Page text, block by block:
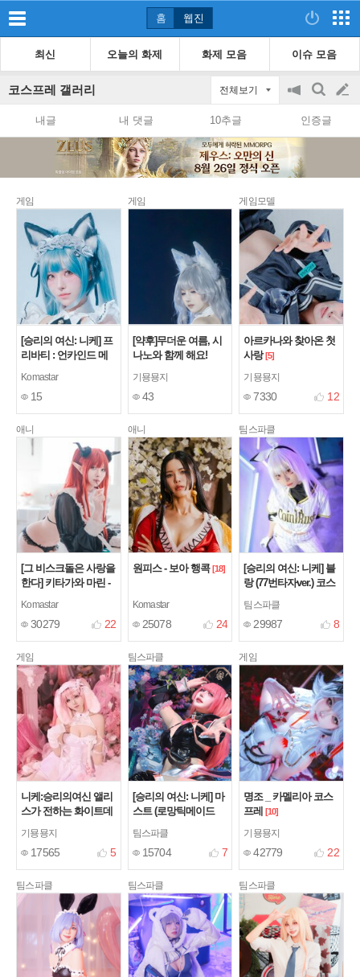
홈 웹진
최신 오늘의 화제 화제 모음 이슈 모음
코스프레 갤러리 전체보기
공
on/off
검
색
글
쓰
내글 내 댓글 10추글 인증글
게임
[승리의 여신: 니케] 프
리바티 : 언카인드 메
Komastar
15
게임
[약후]무더운 여름, 시
나노와 함께 해요!
기묭묭지
43
게임모델
아르카나와 찾아온 첫
사랑 [5]
기묭묭지
7330 12
애니
[그 비스크돌은 사랑을
한다] 키타가와 마린 -
Komastar
30279 22
애니
원피스 - 보아 행콕 [18]
Komastar
25078 24
팀스파클
[승리의 여신: 니케] 블
랑 (77번타자ver.) 코스
팀스파클
29987 8
게임
니케:승리의여신 앨리
스가 전하는 화이트데
기묭묭지
17565 5
팀스파클
[승리의 여신: 니케] 마
스트 (로망틱메이드
팀스파클
15704 7
게임
명조 _ 카멜리아 코스
프레
[10]
기묭묭지
42779 22
팀스파클 팀스파클 팀스파클